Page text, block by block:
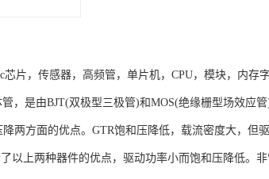
片，传感器，高频管，单片机，CPU，模块，内存
管，是由BJT(双极型三极管)和MOS(绝缘栅型场效应
两方面的优点。GTR饱和压降低，载流密度大，但
以上两种器件的优点，驱动功率小而饱和压降低。